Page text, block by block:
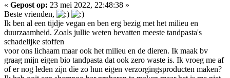
« Gepost op: 23 mei 2022, 22:48:38 »
Beste vrienden,
Ik ben al een tijdje vegan en ben erg bezig met het milieu en
duurzaamheid. Zoals jullie weten bevatten meeste tandpasta's
schadelijke stoffen
voor ons lichaam maar ook het milieu en de dieren. Ik maak bv
graag mijn eigen bio tandpasta dat ook zero waste is. Ik vroeg me af
of er nog leden zijn die zo hun eigen verzorgingsproducten maken?